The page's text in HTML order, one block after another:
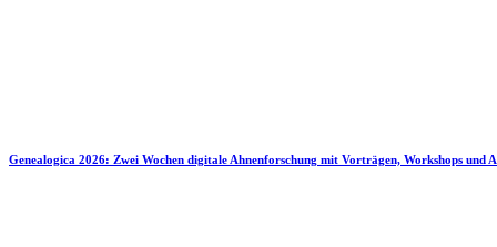
Genealogica 2026: Zwei Wochen digitale Ahnenforschung mit Vorträgen, Workshops und